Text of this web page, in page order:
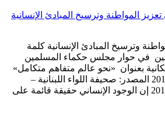
وترسيخ المبادئ الإنسانية كلمة
العلاّمة الـسـيـد علي الأمين ‎في حوار مجلس حكماء المسلمين
والطائفة الأسقفية الإنجليكانية بعنوان ‎ «نحو عالم متفاهم متكامل»
– ابو ظبي 2-3 نوفمبر- 2016 المصدر: صحيفة اللواء اللبنانية –
الاربعاء,9 تشرين الثاني 2016 ‎إن الوجود الإنساني حقيقة قائمة على